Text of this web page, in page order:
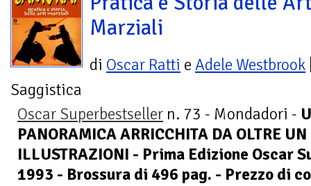
Marziali
di Oscar Ratti e Adele Westbrook
Saggistica
Oscar Superbestseller n. 73 - Mondadori -
PANORAMICA ARRICCHITA DA OLTRE
ILLUSTRAZIONI - Prima Edizione Oscar
1993 - Brossura di 496 pag. - Prezzo di